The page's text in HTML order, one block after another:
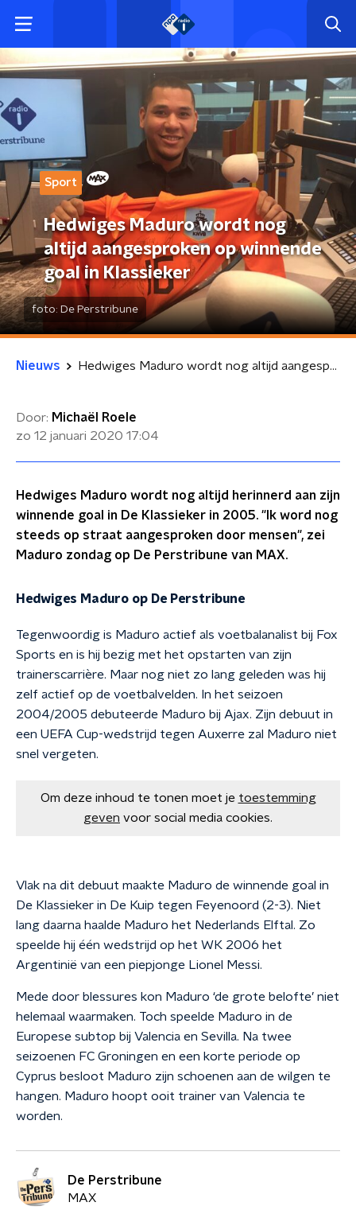
Sport
Hedwiges Maduro wordt nog
altijd aangesproken op winnende
goal in Klassieker
foto: De Perstribune
Nieuws Hedwiges Maduro wordt nog altijd aangesproken op winnende goal in Klassieker
Door: Michaël Roele
zo 12 januari 2020 17:04
Hedwiges Maduro wordt nog altijd herinnerd aan zijn
winnende goal in De Klassieker in 2005. "Ik word nog
steeds op straat aangesproken door mensen", zei
Maduro zondag op De Perstribune van MAX.
Hedwiges Maduro op De Perstribune
Tegenwoordig is Maduro actief als voetbalanalist bij Fox
Sports en is hij bezig met het opstarten van zijn
trainerscarrière. Maar nog niet zo lang geleden was hij
zelf actief op de voetbalvelden. In het seizoen
2004/2005 debuteerde Maduro bij Ajax. Zijn debuut in
een UEFA Cup-wedstrijd tegen Auxerre zal Maduro niet
snel vergeten.
Om deze inhoud te tonen moet je toestemming
geven voor social media cookies.
Vlak na dit debuut maakte Maduro de winnende goal in
De Klassieker in De Kuip tegen Feyenoord (2-3). Niet
lang daarna haalde Maduro het Nederlands Elftal. Zo
speelde hij één wedstrijd op het WK 2006 het
Argentinië van een piepjonge Lionel Messi.
Mede door blessures kon Maduro ‘de grote belofte’ niet
helemaal waarmaken. Toch speelde Maduro in de
Europese subtop bij Valencia en Sevilla. Na twee
seizoenen FC Groningen en een korte periode op
Cyprus besloot Maduro zijn schoenen aan de wilgen te
hangen. Maduro hoopt ooit trainer van Valencia te
worden.
De Perstribune
MAX